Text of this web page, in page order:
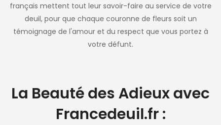
français mettent tout leur savoir-faire au service de votre
deuil, pour que chaque couronne de fleurs soit un
témoignage de l'amour et du respect que vous portez à
votre défunt.
La Beauté des Adieux avec
Francedeuil.fr :